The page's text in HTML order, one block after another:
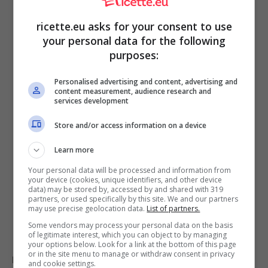
100 ml di olio di semi
1 scorza di arancia grattugiata
Per prima cosa unite in un mixer le carote grattugiate
ricette.eu asks for your consent to use
your personal data for the following
purposes:
Personalised advertising and content, advertising and
content measurement, audience research and
services development
Store and/or access information on a device
Learn more
Your personal data will be processed and information from
your device (cookies, unique identifiers, and other device
data) may be stored by, accessed by and shared with 319
partners, or used specifically by this site. We and our partners
may use precise geolocation data. List of partners.
Some vendors may process your personal data on the basis
of legitimate interest, which you can object to by managing
your options below. Look for a link at the bottom of this page
or in the site menu to manage or withdraw consent in privacy
and cookie settings.